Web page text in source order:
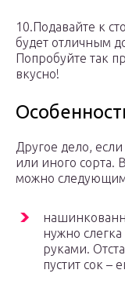
10.Подавайте к
будет отличным
Попробуйте так
вкусно!
Другое дело,
или иного сорта.
можно
нужно
руками.
пустит сок –